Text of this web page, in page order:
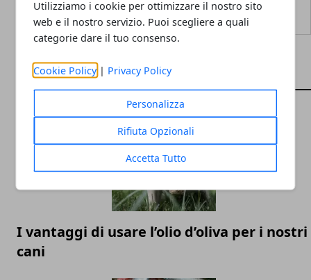
Utilizziamo i cookie per ottimizzare il nostro sito
web e il nostro servizio. Puoi scegliere a quali
categorie dare il tuo consenso.
Cookie Policy | Privacy Policy
Personalizza
Rifiuta Opzionali
Accetta Tutto
ARTICOLI CORRELATI
I vantaggi di usare l’olio d’oliva per i nostri
cani